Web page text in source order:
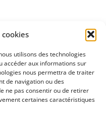
utilisons des technologies
accéder aux informations sur
nous permettra de traiter
de navigation ou des
ne pas consentir ou de retirer
certaines caractéristiques